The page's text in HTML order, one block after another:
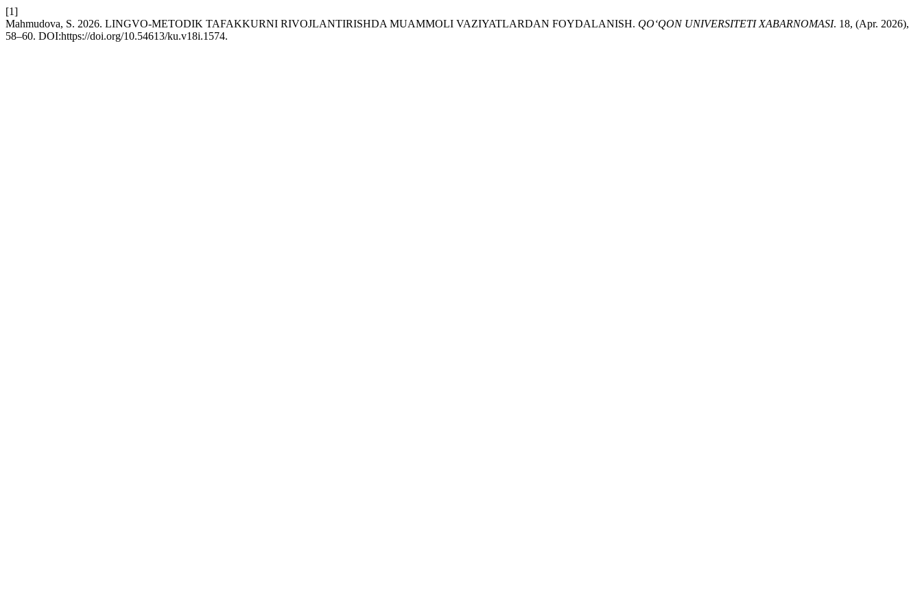
[1]
Mahmudova, S. 2026. LINGVO-METODIK TAFAKKURNI RIVOJLANTIRISHDA MUAMMOLI VAZIYATLARDAN FOYDALANISH. QO‘QON UNIVERSITETI XABARNOMASI. 18, (Apr. 2026),
58–60. DOI:https://doi.org/10.54613/ku.v18i.1574.